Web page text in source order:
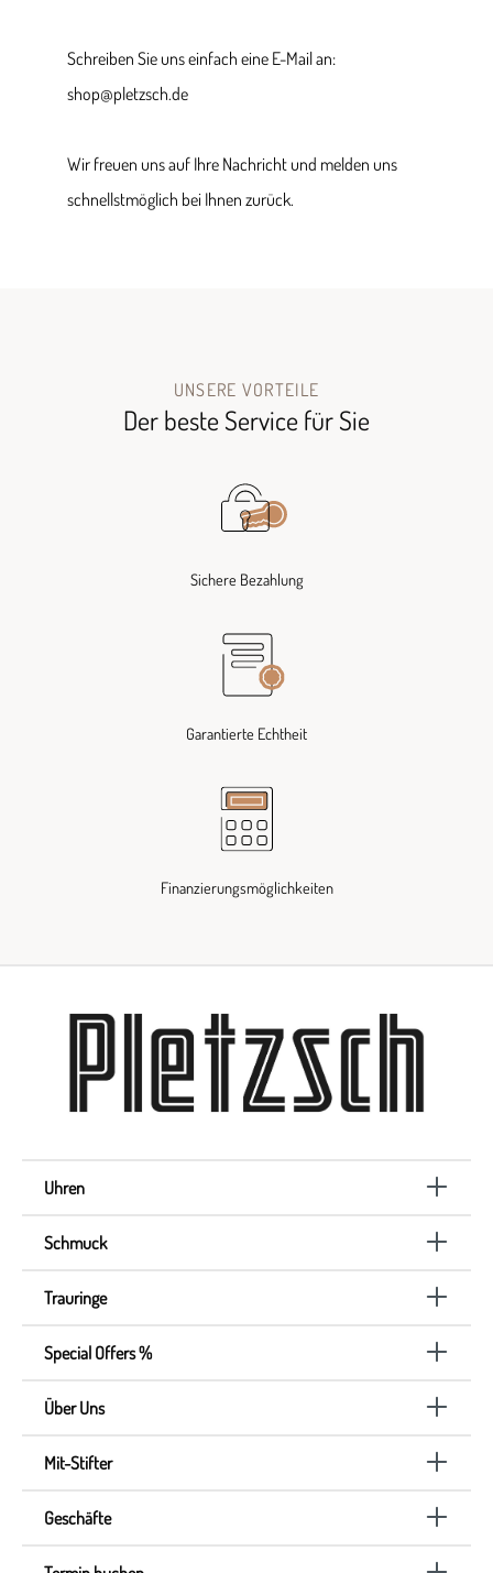
Schreiben Sie uns einfach eine E-Mail an:
shop@pletzsch.de
Wir freuen uns auf Ihre Nachricht und melden uns
schnellstmöglich bei Ihnen zurück.
UNSERE VORTEILE
Der beste Service für Sie
Sichere Bezahlung
Garantierte Echtheit
Finanzierungsmöglichkeiten
Uhren
Schmuck
Trauringe
Special Offers %
Über Uns
Mit-Stifter
Geschäfte